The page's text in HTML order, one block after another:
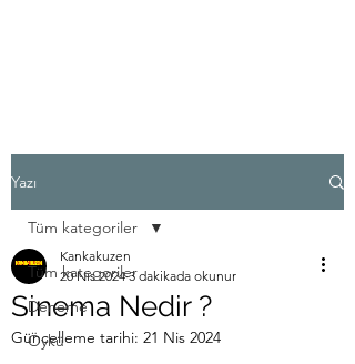
Yazı
Tüm kategoriler
Deneme
Öykü
Tüm kategoriler
Sinema Nedir ?
Kankakuzen
20 Nis 2024 3 dakikada okunur
Güncelleme tarihi: 21 Nis 2024